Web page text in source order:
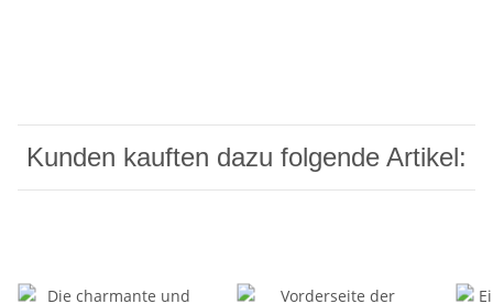
Kunden kauften dazu folgende Artikel: